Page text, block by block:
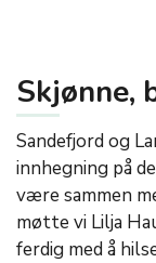
Skjønne,
Sandefjord og
innhegning på
være sammen
møtte vi Lilja
ferdig med å